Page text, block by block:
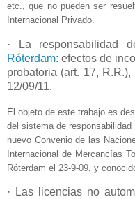
etc., que no pueden ser
Internacional Privado.
· La responsabilidad
Róterdam: efectos de
probatoria (art. 17,
12/09/11.
El objeto de este trabajo es
del sistema de
nuevo Convenio de las
Internacional de Mercancías
Róterdam el 23-9-09, y
· Las licencias no